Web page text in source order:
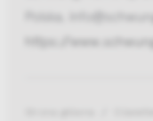
Polska,
https://